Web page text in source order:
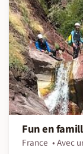
Fun en
France Avec